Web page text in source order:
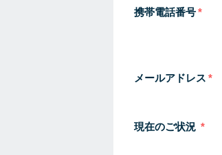
携帯電話番号
メールアドレス
現在のご状況